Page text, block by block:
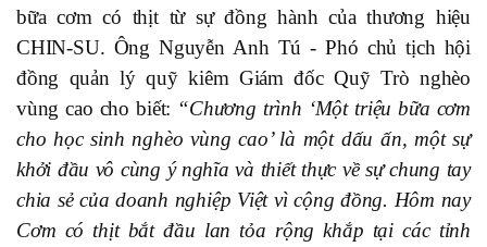
bữa cơm có thịt từ sự đồng hành của thương hiệu
CHIN-SU. Ông Nguyễn Anh Tú - Phó chủ tịch hội
đồng quản lý quỹ kiêm Giám đốc Quỹ Trò nghèo
vùng cao cho biết: “Chương trình ‘Một triệu bữa cơm
cho học sinh nghèo vùng cao’ là một dấu ấn, một sự
khởi đầu vô cùng ý nghĩa và thiết thực về sự chung tay
chia sẻ của doanh nghiệp Việt vì cộng đồng. Hôm nay
Cơm có thịt bắt đầu lan tỏa rộng khắp tại các tỉnh